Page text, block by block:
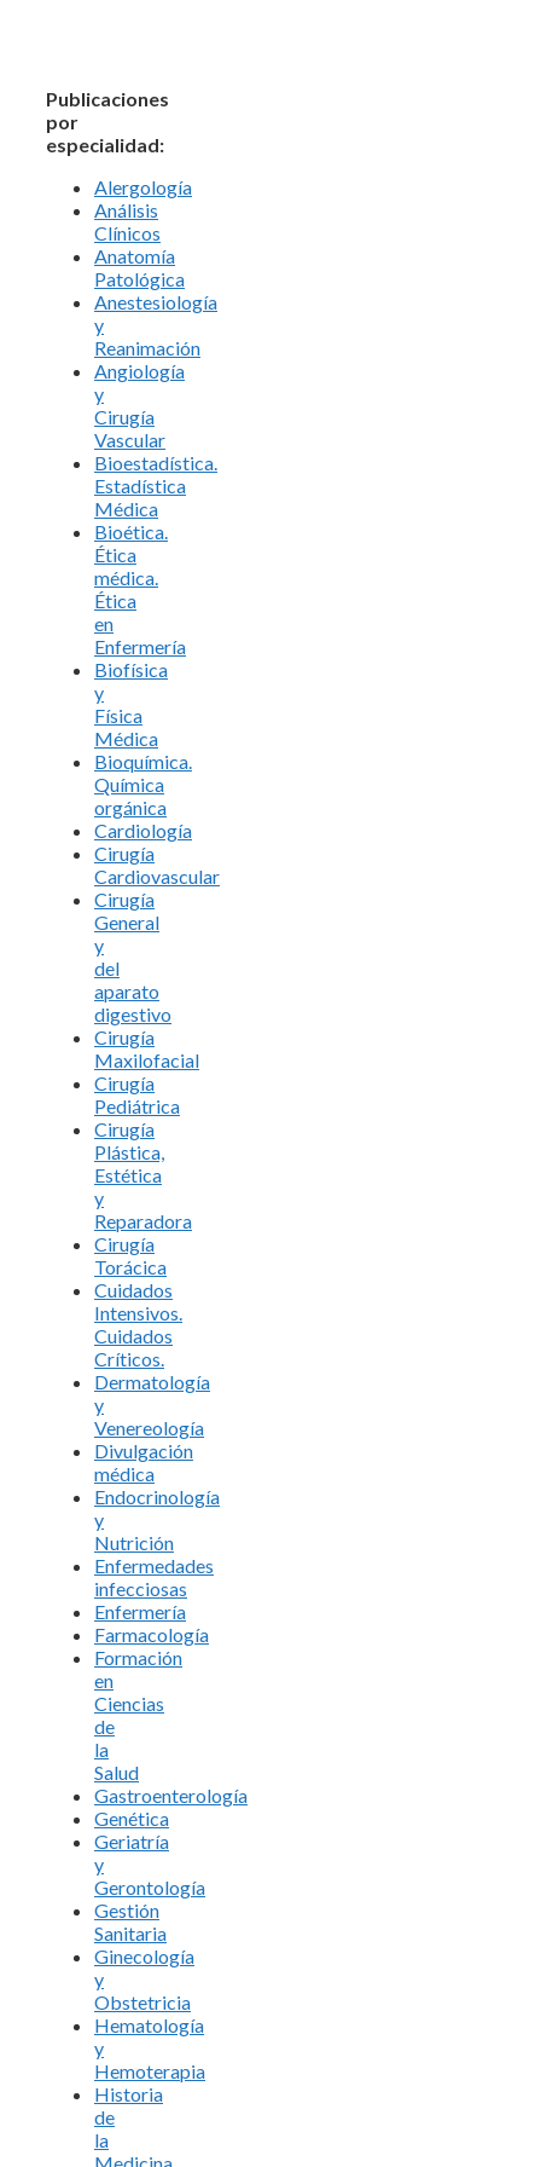
Publicaciones
por
especialidad:
Alergología
Análisis
Clínicos
Anatomía
Patológica
Anestesiología
y
Reanimación
Angiología
y
Cirugía
Vascular
Bioestadística.
Estadística
Médica
Bioética.
Ética
médica.
Ética
en
Enfermería
Biofísica
y
Física
Médica
Bioquímica.
Química
orgánica
Cardiología
Cirugía
Cardiovascular
Cirugía
General
y
del
aparato
digestivo
Cirugía
Maxilofacial
Cirugía
Pediátrica
Cirugía
Plástica,
Estética
y
Reparadora
Cirugía
Torácica
Cuidados
Intensivos.
Cuidados
Críticos.
Dermatología
y
Venereología
Divulgación
médica
Endocrinología
y
Nutrición
Enfermedades
infecciosas
Enfermería
Farmacología
Formación
en
Ciencias
de
la
Salud
Gastroenterología
Genética
Geriatría
y
Gerontología
Gestión
Sanitaria
Ginecología
y
Obstetricia
Hematología
y
Hemoterapia
Historia
de
la
Medicina